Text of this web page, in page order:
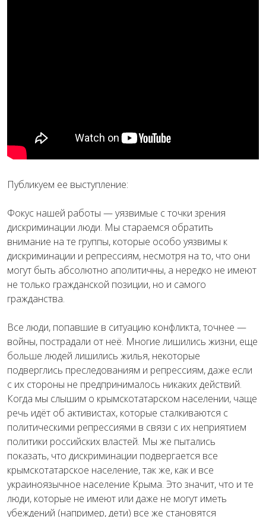
Публикуем ее выступление:
Фокус нашей работы — уязвимые с точки зрения
дискриминации люди. Мы стараемся обратить
внимание на те группы, которые особо уязвимы к
дискриминации и репрессиям, несмотря на то, что они
могут быть абсолютно аполитичны, а нередко не имеют
не только гражданской позиции, но и самого
гражданства.
Все люди, попавшие в ситуацию конфликта, точнее —
войны, пострадали от неё. Многие лишились жизни, еще
больше людей лишились жилья, некоторые
подверглись преследованиям и репрессиям, даже если
с их стороны не предпринималось никаких действий.
Когда мы слышим о крымскотатарском населении, чаще
речь идёт об активистах, которые сталкиваются с
политическими репрессиями в связи с их неприятием
политики российских властей. Мы же пытались
показать, что дискриминации подвергается все
крымскотатарское население, так же, как и все
украиноязычное население Крыма. Это значит, что и те
люди, которые не имеют или даже не могут иметь
убеждений (например, дети) все же становятся